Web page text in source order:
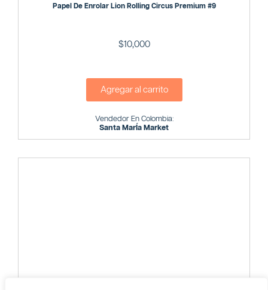
Papel De Enrolar Lion Rolling Circus Premium #9
$10,000
Agregar al carrito
Vendedor En Colombia:
Santa MarÍa Market